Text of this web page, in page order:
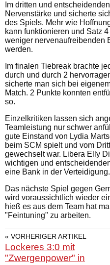
Im dritten und
Nervenstärke und sicherte
des Spiels. Mehr wie
kann funktionieren und Satz
weniger nervenaufreibenden
werden.
Im finalen Tiebreak brachte
durch und durch 2
sicherte man sich bei
Match. 2 Punkte konnten
so.
Einzelkritiken lassen sich
Teamleistung nur schwer
gute Einstand von Lydia
beim SCM spielt und vom
gewechselt war. Libera Elly
wichtigen und
eine Bank in der Verteidigung.
Das nächste Spiel gegen
wird voraussichtlich wieder
hieß es aus dem Team hat
"Feintuning" zu arbeiten.
« VORHERIGER ARTIKEL
Lockeres 3:0 mit
"Zwergenpower" in